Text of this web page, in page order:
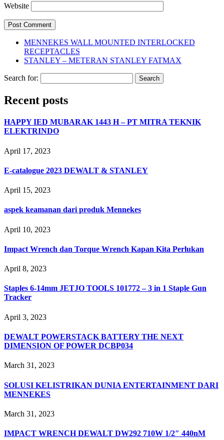
Website
MENNEKES WALL MOUNTED INTERLOCKED
RECEPTACLES
STANLEY – METERAN STANLEY FATMAX
Search for:
Recent posts
HAPPY IED MUBARAK 1443 H – PT MITRA TEKNIK
ELEKTRINDO
April 17, 2023
E-catalogue 2023 DEWALT & STANLEY
April 15, 2023
aspek keamanan dari produk Mennekes
April 10, 2023
Impact Wrench dan Torque Wrench Kapan Kita Perlukan
April 8, 2023
Staples 6-14mm JETJO TOOLS 101772 – 3 in 1 Staple Gun
Tracker
April 3, 2023
DEWALT POWERSTACK BATTERY THE NEXT
DIMENSION OF POWER DCBP034
March 31, 2023
SOLUSI KELISTRIKAN DUNIA ENTERTAINMENT DARI
MENNEKES
March 31, 2023
IMPACT WRENCH DEWALT DW292 710W 1/2″ 440nM